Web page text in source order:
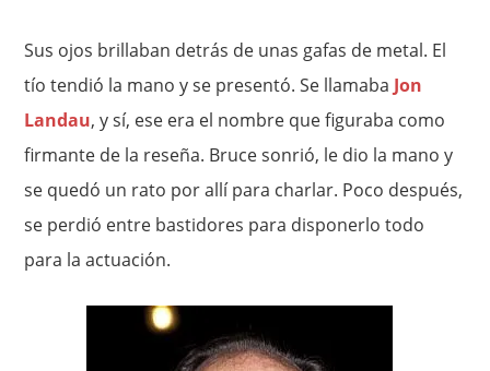
Sus ojos brillaban detrás de unas gafas de metal. El
tío tendió la mano y se presentó. Se llamaba Jon
Landau, y sí, ese era el nombre que figuraba como
firmante de la reseña. Bruce sonrió, le dio la mano y
se quedó un rato por allí para charlar. Poco después,
se perdió entre bastidores para disponerlo todo
para la actuación.